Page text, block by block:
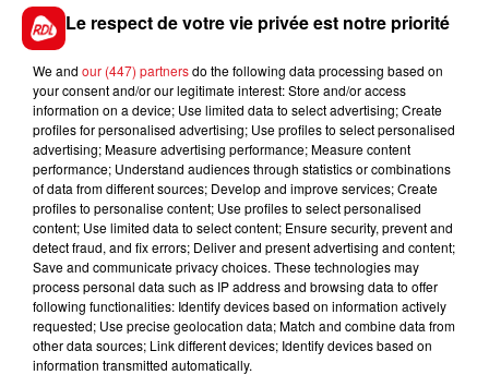
Les services et le personnel seront transférés à
Steenwerck à partir de ce vendredi 19 mai.
Comme le souligneLa voix du Nord,l’agence du Crédit
mutuelle d’Hondshoote était aussi sérieusement
endommagée par une autre attaque nocturne à
l’explosif, il y a un an, en mai 2022.
FIL D'ACTUS
Le respect de votre vie privée est notre priorité
We and our (447) partnersdo the following data processing based on
your consent and/or our legitimate interest: Store and/or access
information on a device; Use limited data to select advertising; Create
profiles for personalised advertising; Use profiles to select personalised
advertising; Measure advertising performance; Measure content
performance; Understand audiences through statistics or combinations
of data from different sources; Develop and improve services; Create
profiles to personalise content; Use profiles to select personalised
content; Use limited data to select content; Ensure security, prevent and
detect fraud, and fix errors; Deliver and present advertising and content;
Save and communicate privacy choices. These technologies may
process personal data such as IP address and browsing data to offer
following functionalities: Identify devices based on information actively
requested; Use precise geolocation data; Match and combine data from
other data sources; Link different devices; Identify devices based on
information transmitted automatically.